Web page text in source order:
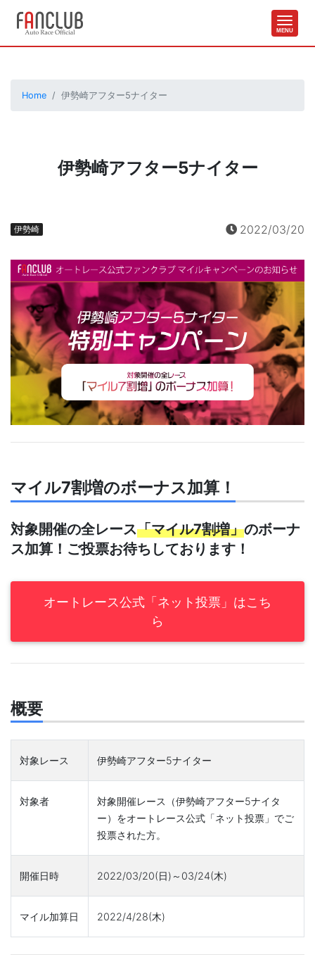
Home 伊勢崎アフター5ナイター
伊勢崎アフター5ナイター
2022/03/20
伊勢崎
マイル7割増のボーナス加算！
対象開催の全レース「マイル7割増」のボーナ
ス加算！ご投票お待ちしております！
オートレース公式「ネット投票」はこち
ら
概要
対象レース 伊勢崎アフター5ナイター
対象者
対象開催レース（伊勢崎アフター5ナイタ
ー）をオートレース公式「ネット投票」でご
投票された方。
開催日時 2022/03/20(日)～03/24(木)
マイル加算日 2022/4/28(木)